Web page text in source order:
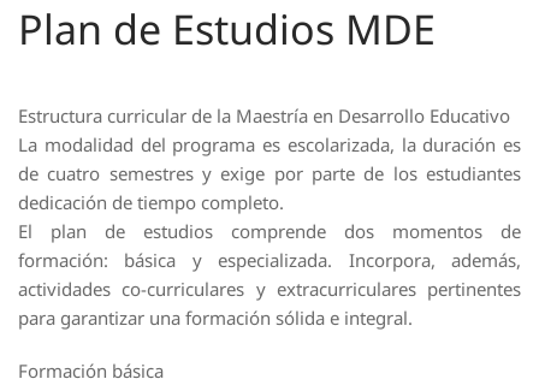
Plan de Estudios MDE
Estructura curricular de la Maestría en Desarrollo Educativo
La modalidad del programa es escolarizada, la duración es
de cuatro semestres y exige por parte de los estudiantes
dedicación de tiempo completo.
El plan de estudios comprende dos momentos de
formación: básica y especializada. Incorpora, además,
actividades co-curriculares y extracurriculares pertinentes
para garantizar una formación sólida e integral.
Formación básica